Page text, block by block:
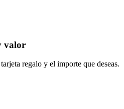
valor
regalo y el importe que deseas.